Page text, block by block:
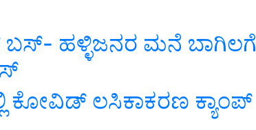
ಬಸ್- ಹಳ್ಳಿಜನರ ಮನೆ ಬಾಗಿಲಗೆ
ಕೋವಿಡ್ ಲಸಿಕಾಕರಣ ಕ್ಯಾಂಪ್